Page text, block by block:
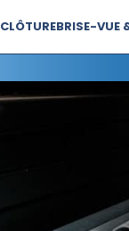
CLÔTUREBRISE-VUE